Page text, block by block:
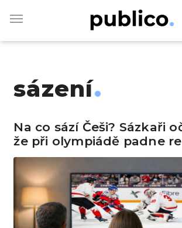
main
sázení
Na co sází Češi? Sázkaři
že při olympiádě padne
Vyhledávejte na Publiku